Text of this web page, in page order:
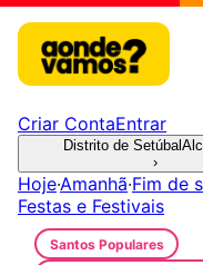
Criar ContaEntrar
Distrito de Setúbal
›
Hoje·Amanhã·Fim de
Festas e Festivais
Santos Populares